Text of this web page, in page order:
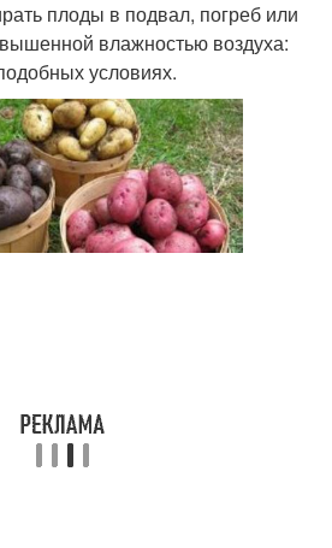
плоды в подвал, погреб или
влажностью воздуха:
условиях.